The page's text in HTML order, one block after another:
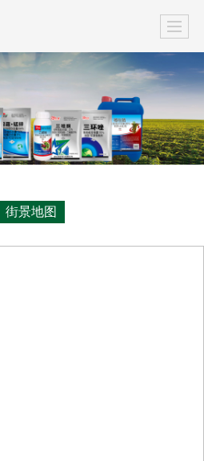
街景地图